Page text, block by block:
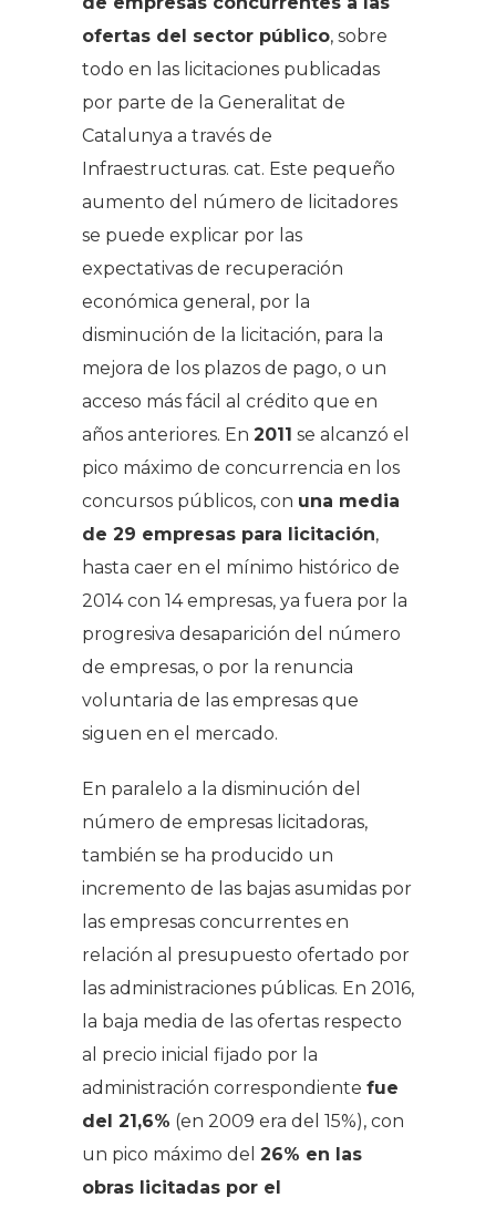
ofertas del sector público, sobre
todo en las licitaciones publicadas
por parte de la Generalitat de
Catalunya a través de
Infraestructuras. cat. Este pequeño
aumento del número de licitadores
se puede explicar por las
expectativas de recuperación
económica general, por la
disminución de la licitación, para la
mejora de los plazos de pago, o un
acceso más fácil al crédito que en
años anteriores. En 2011 se alcanzó el
pico máximo de concurrencia en los
concursos públicos, con una media
de 29 empresas para licitación,
hasta caer en el mínimo histórico de
2014 con 14 empresas, ya fuera por la
progresiva desaparición del número
de empresas, o por la renuncia
voluntaria de las empresas que
siguen en el mercado.
En paralelo a la disminución del
número de empresas licitadoras,
también se ha producido un
incremento de las bajas asumidas por
las empresas concurrentes en
relación al presupuesto ofertado por
las administraciones públicas. En 2016,
la baja media de las ofertas respecto
al precio inicial fijado por la
administración correspondiente fue
del 21,6% (en 2009 era del 15%), con
un pico máximo del 26% en las
obras licitadas por el